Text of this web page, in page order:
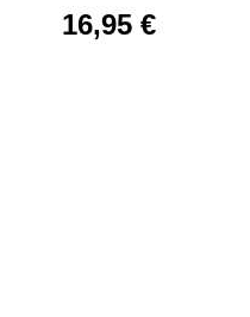
16,95 €